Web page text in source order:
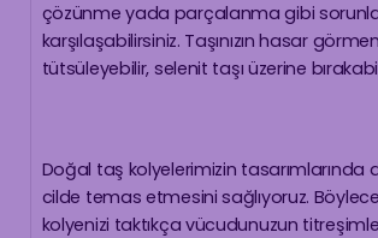
çözünme yada parçalanma gibi
karşılaşabilirsiniz. Taşınızın hasar
tütsüleyebilir, selenit taşı üzerine
Doğal taş kolyelerimizin tasarımlarında
cilde temas etmesini sağlıyoruz.
kolyenizi taktıkça vücudunuzun